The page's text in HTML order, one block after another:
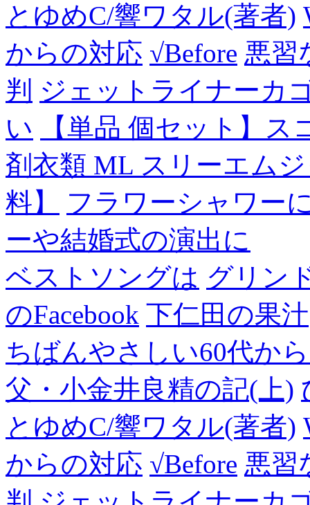
とゆめC/響ワタル(著者)
からの対応 √Before 悪習
判 ジェットライナーカ
い
【単品 個セット】
剤衣類 ML スリーエム
料】
フラワーシャワー
ーや結婚式の演出に
ベストソングは グリン
のFacebook 下仁田の果汁
ちばんやさしい60代から
父・小金井良精の記(上)
とゆめC/響ワタル(著者)
からの対応 √Before 悪習